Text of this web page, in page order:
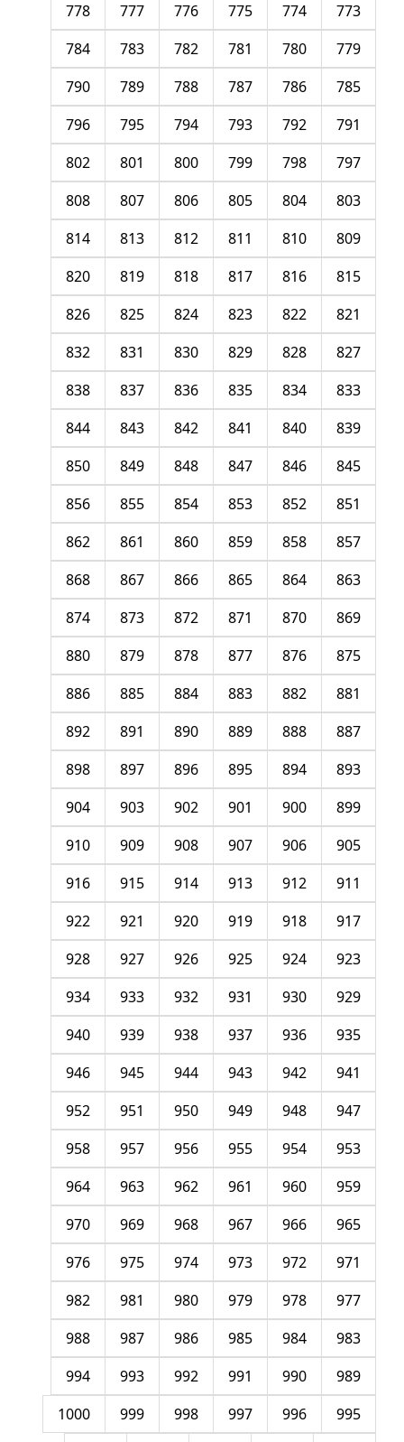
773
774
775
776
777
778
779
780
781
782
783
784
785
786
787
788
789
790
791
792
793
794
795
796
797
798
799
800
801
802
803
804
805
806
807
808
809
810
811
812
813
814
815
816
817
818
819
820
821
822
823
824
825
826
827
828
829
830
831
832
833
834
835
836
837
838
839
840
841
842
843
844
845
846
847
848
849
850
851
852
853
854
855
856
857
858
859
860
861
862
863
864
865
866
867
868
869
870
871
872
873
874
875
876
877
878
879
880
881
882
883
884
885
886
887
888
889
890
891
892
893
894
895
896
897
898
899
900
901
902
903
904
905
906
907
908
909
910
911
912
913
914
915
916
917
918
919
920
921
922
923
924
925
926
927
928
929
930
931
932
933
934
935
936
937
938
939
940
941
942
943
944
945
946
947
948
949
950
951
952
953
954
955
956
957
958
959
960
961
962
963
964
965
966
967
968
969
970
971
972
973
974
975
976
977
978
979
980
981
982
983
984
985
986
987
988
989
990
991
992
993
994
995
996
997
998
999
1000